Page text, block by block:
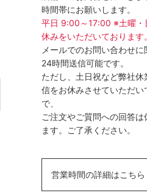
時間帯にお願いします。
平日 9:00～17:00 ※土曜・
休みをいただいております。
メールでのお問い合わせに
24時間送信可能です。
ただし、土日祝など弊社休
信をお休みさせていただい
で、
ご注文やご質問への回答は
ます。ご了承ください。
営業時間の詳細はこちら